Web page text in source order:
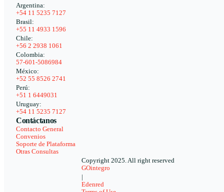
Argentina:
+54 11 5235 7127
Brasil:
+55 11 4933 1596
Chile:
+56 2 2938 1061
Colombia:
57-601-5086984
México:
+52 55 8526 2741
Perú:
+51 1 6449031
Uruguay:
+54 11 5235 7127
Contáctanos
Contacto General
Convenios
Soporte de Plataforma
Otras Consultas
Copyright 2025. All right reserved
GOintegro
|
Edenred